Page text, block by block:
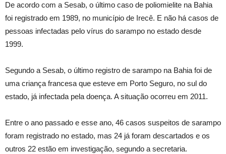
De acordo com a Sesab, o último caso de poliomielite na Bahia
foi registrado em 1989, no município de Irecê. E não há casos de
pessoas infectadas pelo vírus do sarampo no estado desde
1999.
Segundo a Sesab, o último registro de sarampo na Bahia foi de
uma criança francesa que esteve em Porto Seguro, no sul do
estado, já infectada pela doença. A situação ocorreu em 2011.
Entre o ano passado e esse ano, 46 casos suspeitos de sarampo
foram registrado no estado, mas 24 já foram descartados e os
outros 22 estão em investigação, segundo a secretaria.